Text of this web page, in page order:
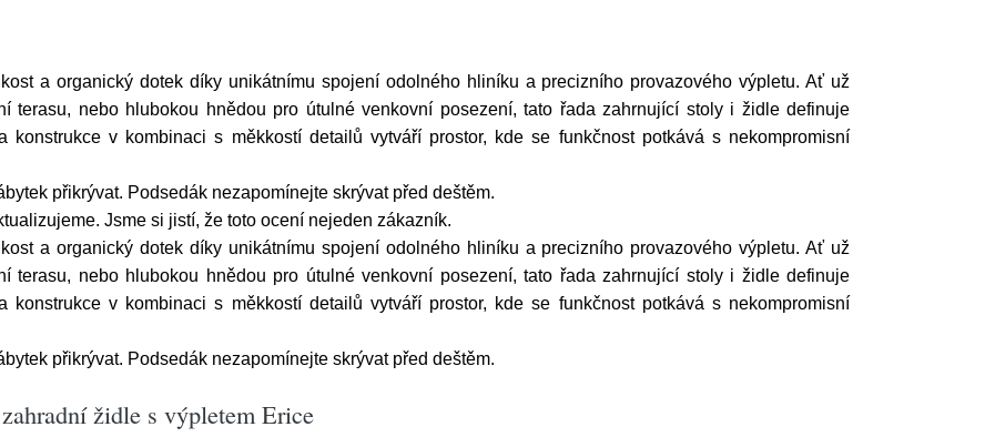
a organický dotek díky unikátnímu spojení odolného hliníku a precizního provazového výpletu. Ať už
terasu, nebo hlubokou hnědou pro útulné venkovní posezení, tato řada zahrnující stoly i židle definuje
konstrukce v kombinaci s měkkostí detailů vytváří prostor, kde se funkčnost potkává s nekompromisní
přikrývat. Podsedák nezapomínejte skrývat před deštěm.
Jsme si jistí, že toto ocení nejeden zákazník.
a organický dotek díky unikátnímu spojení odolného hliníku a precizního provazového výpletu. Ať už
terasu, nebo hlubokou hnědou pro útulné venkovní posezení, tato řada zahrnující stoly i židle definuje
konstrukce v kombinaci s měkkostí detailů vytváří prostor, kde se funkčnost potkává s nekompromisní
přikrývat. Podsedák nezapomínejte skrývat před deštěm.
židle s výpletem Erice